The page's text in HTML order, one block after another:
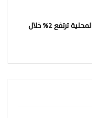
«مرصد الذهب»: الفضة المحلية ترتفع 2% خلال